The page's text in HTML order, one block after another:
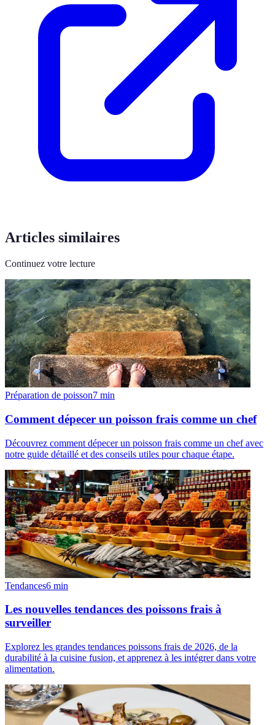
Articles similaires
Continuez votre lecture
Préparation de poisson7 min
Comment dépecer un poisson frais comme un chef
Découvrez comment dépecer un poisson frais comme un chef avec
notre guide détaillé et des conseils utiles pour chaque étape.
Tendances6 min
Les nouvelles tendances des poissons frais à
surveiller
Explorez les grandes tendances poissons frais de 2026, de la
durabilité à la cuisine fusion, et apprenez à les intégrer dans votre
alimentation.